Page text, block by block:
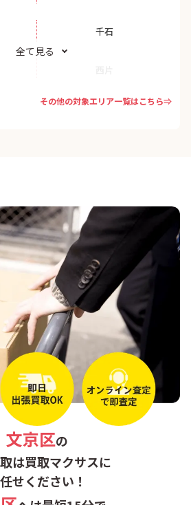
千石
白山
全て見る
その他の対象エリア一覧はこちら⇒
文京区の
は買取マクサスに
せください！